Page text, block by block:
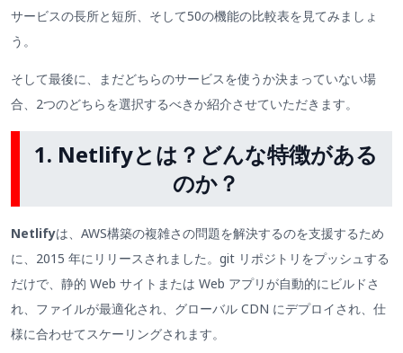
サービスの長所と短所、そして50の機能の比較表を見てみましょ
う。
そして最後に、まだどちらのサービスを使うか決まっていない場
合、2つのどちらを選択するべきか紹介させていただきます。
1. Netlifyとは？どんな特徴がある
のか？
Netlifyは、AWS構築の複雑さの問題を解決するのを支援するため
に、2015 年にリリースされました。git リポジトリをプッシュする
だけで、静的 Web サイトまたは Web アプリが自動的にビルドさ
れ、ファイルが最適化され、グローバル CDN にデプロイされ、仕
様に合わせてスケーリングされます。